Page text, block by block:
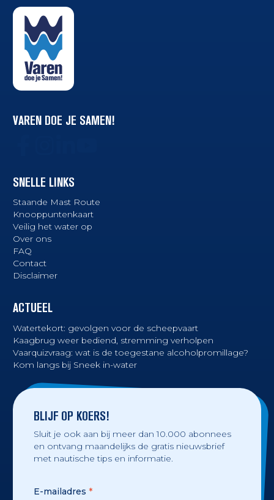
VAREN DOE JE SAMEN!
SNELLE LINKS
Staande Mast Route
Knooppuntenkaart
Veilig het water op
Over ons
FAQ
Contact
Disclaimer
ACTUEEL
Watertekort: gevolgen voor de scheepvaart
Kaagbrug weer bediend, stremming verholpen
Vaarquizvraag: wat is de toegestane alcoholpromillage?
Kom langs bij Sneek in-water
BLIJF OP KOERS!
Sluit je ook aan bij meer dan 10.000 abonnees
en ontvang maandelijks de gratis nieuwsbrief
met nautische tips en informatie.
E-mailadres *